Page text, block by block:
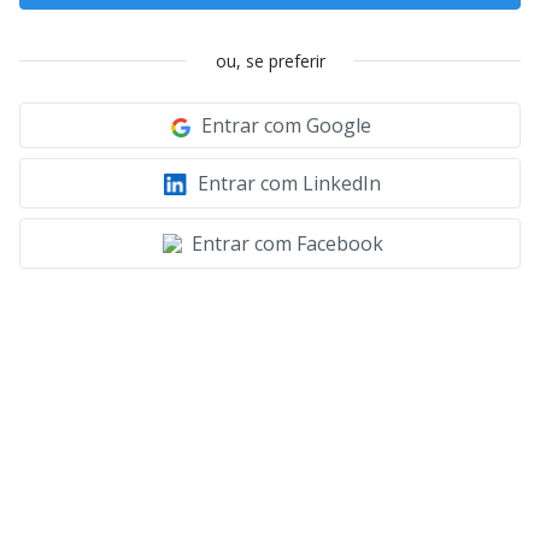
ou, se preferir
Entrar com Google
Entrar com LinkedIn
Entrar com Facebook